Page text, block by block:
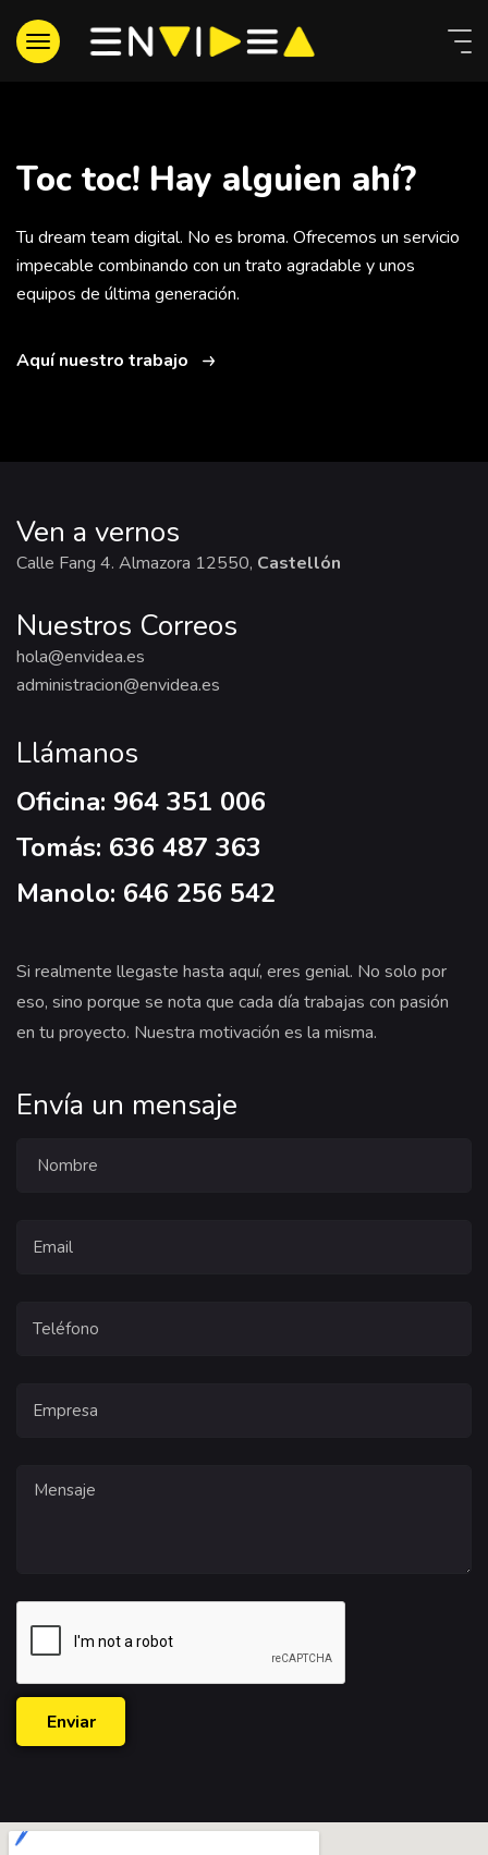
Toc toc! Hay alguien ahí?
Tu dream team digital. No es broma. Ofrecemos un servicio
impecable combinando con un trato agradable y unos
equipos de última generación.
Aquí nuestro trabajo
Ven a vernos
Calle Fang 4. Almazora 12550, Castellón
Nuestros Correos
hola@envidea.es
administracion@envidea.es
Llámanos
Oficina: 964 351 006
Tomás: 636 487 363
Manolo: 646 256 542
Si realmente llegaste hasta aquí, eres genial. No solo por
eso, sino porque se nota que cada día trabajas con pasión
en tu proyecto. Nuestra motivación es la misma.
Envía un mensaje
Enviar